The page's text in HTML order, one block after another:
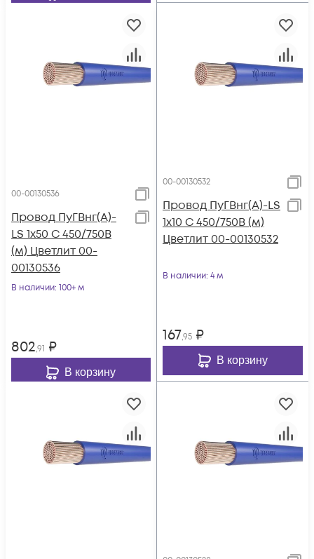
00-00130536
Провод ПуГВнг(А)-
LS 1х50 С 450/750В
(м) Цветлит 00-
00130536
В наличии: 100+ м
802,91 ₽
В корзину
00-00130532
Провод ПуГВнг(А)-LS
1х10 С 450/750В (м)
Цветлит 00-00130532
В наличии: 4 м
167,95 ₽
В корзину